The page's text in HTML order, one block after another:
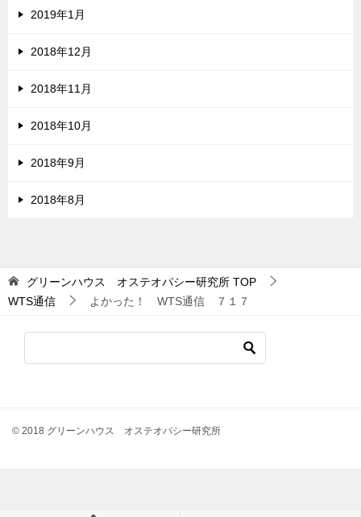
2019年1月
2018年12月
2018年11月
2018年10月
2018年9月
2018年8月
グリーンハウス オステオパシー研究所 TOP
WTS通信
よかった！ WTS通信 ７１７
© 2018 グリーンハウス オステオパシー研究所